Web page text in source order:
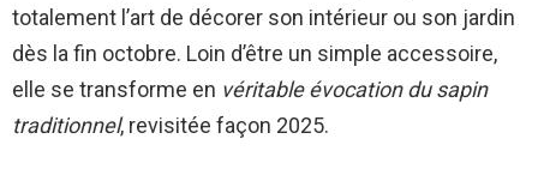
totalement l’art de décorer son intérieur ou son jardin
dès la fin octobre. Loin d’être un simple accessoire,
elle se transforme en véritable évocation du sapin
traditionnel, revisitée façon 2025.